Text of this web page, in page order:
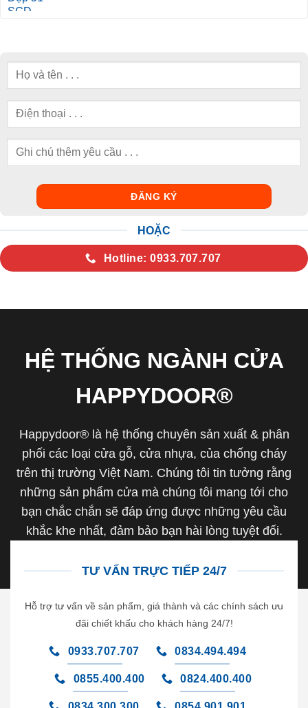
HOẶC
Hotline: 0933.707.707
HỆ THỐNG NGÀNH CỬA
HAPPYDOOR®
Happydoor® là hệ thống chuyên sản xuất & phân
phối các loại cửa gỗ, cửa nhựa, của chống cháy
trên thị trường Việt Nam. Chúng tôi tin tưởng rằng
những sản phẩm cửa mà chúng tôi mang tới cho
bạn chắc chắn sẽ đáp ứng được những yêu cầu
khắc khe nhất, đảm bảo bạn hài lòng tuyệt đối.
TƯ VẤN TRỰC TIẾP 24/7
Hỗ trợ tư vấn về sản phẩm, giá thành và các chính sách ưu
đãi chiết khấu cho khách hàng 24/7!
0933.707.707 0834.494.494
0855.400.400 0824.400.400